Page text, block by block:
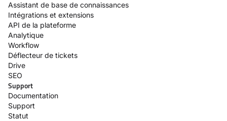
Assistant de base de connaissances
Intégrations et extensions
API de la plateforme
Analytique
Workflow
Déflecteur de tickets
Drive
SEO
Support
Documentation
Support
Statut